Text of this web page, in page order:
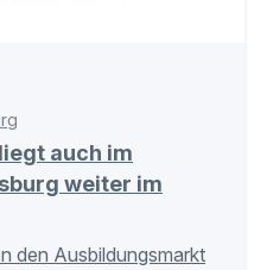
auch im
weiter im
den Ausbildungsmarkt